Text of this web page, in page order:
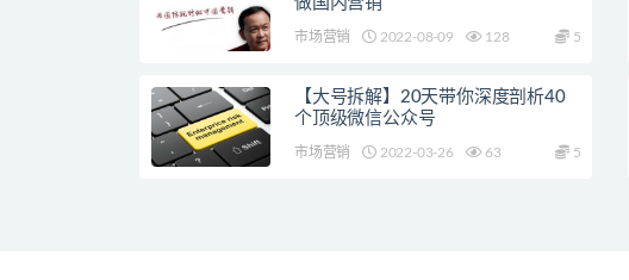
市场营销 2022-08-09 128 5
【大号拆解】20天带你深度剖析40
个顶级微信公众号
市场营销 2022-03-26 63 5